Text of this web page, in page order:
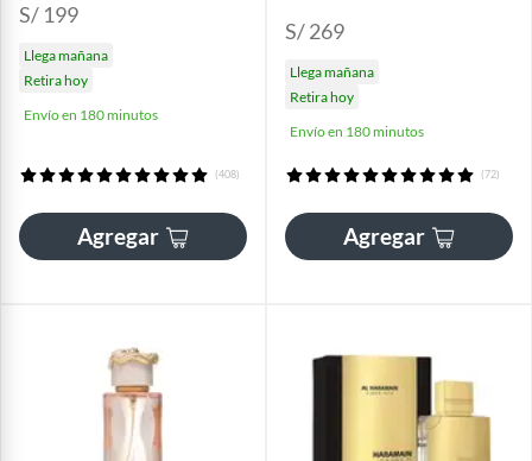
S/ 199
Llega mañana
Retira hoy
Envío en 180 minutos
(408)
Agregar
S/ 269
Llega mañana
Retira hoy
Envío en 180 minutos
(72)
Agregar